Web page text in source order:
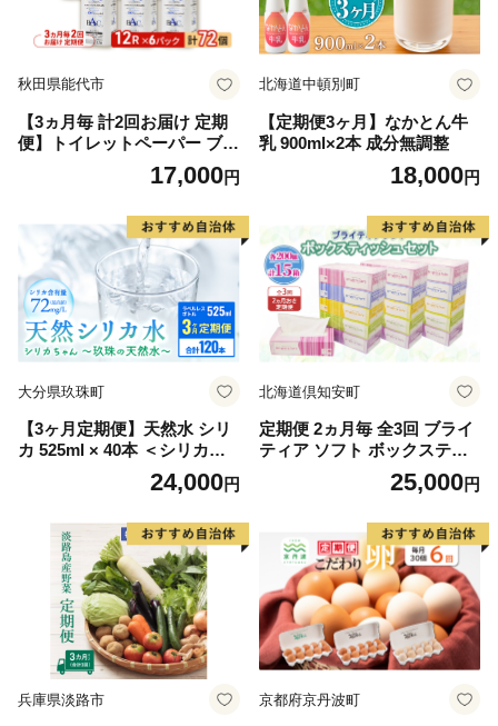
秋田県能代市
【3ヵ月毎 計2回お届け 定期
便】トイレットペーパー ブラ
ンカ 12R ダブル （30ｍ×2
枚）×6パック 72個 ×2回 日用
無香料 芯 大容量 トイレット
トイレ といれっとペーパー
ふるさと 納税
17,000円
北海道中頓別町
【定期便3ヶ月】なかとん牛
乳 900ml×2本 成分無調整
18,000円
大分県玖珠町
【3ヶ月定期便】天然水 シリ
カ 525ml × 40本 ＜シリカち
ゃん〜玖珠の天然水〜＞ 水
水 500ml 500ml 天然水 天然
シリカ水 ミネラルウォーター
国産 保存可能 水 防災 備蓄
シリカ水 シリカ水 SDGs
24,000円
北海道倶知安町
定期便 2ヵ月毎 全3回 ブライ
ティア ソフト ボックスティ
ッシュ 200組 400枚 15箱 (5箱
×3) BOX 日本製 まとめ買い
防災 常備品 日用雑貨 消耗品
生活必需品 備蓄 ペーパー 紙
北海道 倶知安町 日用品
25,000円
兵庫県淡路市 京都府京丹波町